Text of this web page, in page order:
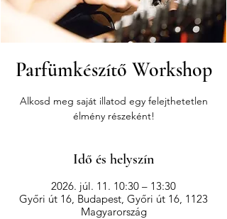
Parfümkészítő Workshop
Alkosd meg saját illatod egy felejthetetlen
élmény részeként!
Idő és helyszín
2026. júl. 11. 10:30 – 13:30
Győri út 16, Budapest, Győri út 16, 1123
Magyarország